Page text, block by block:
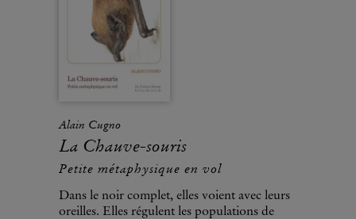
Alain Cugno
La Chauve-souris
Petite métaphysique en vol
Dans le noir complet, elles voient avec leurs
oreilles. Elles régulent les populations de